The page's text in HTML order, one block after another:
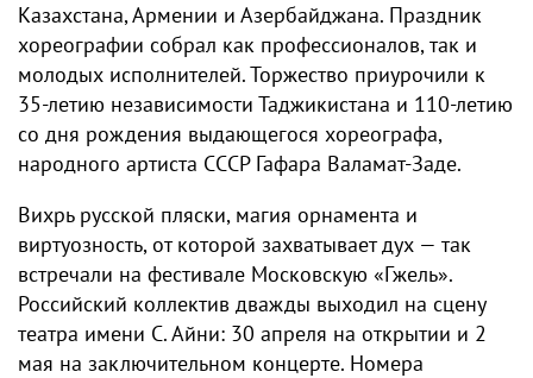
Казахстана, Армении и Азербайджана. Праздник
хореографии собрал как профессионалов, так и
молодых исполнителей. Торжество приурочили к
35-летию независимости Таджикистана и 110-летию
со дня рождения выдающегося хореографа,
народного артиста СССР Гафара Валамат-Заде.
Вихрь русской пляски, магия орнамента и
виртуозность, от которой захватывает дух — так
встречали на фестивале Московскую «Гжель».
Российский коллектив дважды выходил на сцену
театра имени С. Айни: 30 апреля на открытии и 2
мая на заключительном концерте. Номера